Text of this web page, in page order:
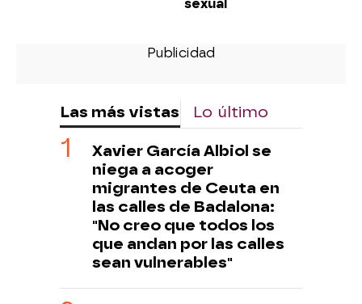
sexual
Las más vistas Lo último
Xavier García Albiol se
niega a acoger
migrantes de Ceuta en
las calles de Badalona:
"No creo que todos los
que andan por las calles
sean vulnerables"